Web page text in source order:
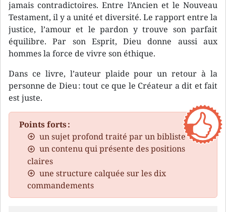
jamais contradictoires. Entre l’Ancien et le Nouveau
Testament, il y a unité et diversité. Le rapport entre la
justice, l’amour et le pardon y trouve son parfait
équilibre. Par son Esprit, Dieu donne aussi aux
hommes la force de vivre son éthique.
Dans ce livre, l’auteur plaide pour un retour à la
personne de Dieu : tout ce que le Créateur a dit et fait
est juste.
Points forts :
un sujet profond traité par un bibliste
un contenu qui présente des positions
claires
une structure calquée sur les dix
commandements